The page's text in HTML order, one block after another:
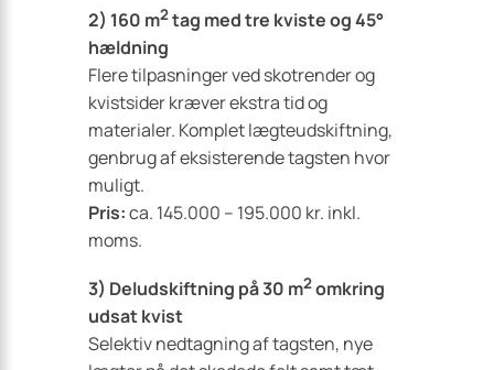
2) 160 m2tag med tre kviste og 45°
hældning
Flere tilpasninger ved skotrender og
kvistsider kræver ekstra tid og
materialer. Komplet lægteudskiftning,
genbrug af eksisterende tagsten hvor
muligt.
Pris:ca. 145.000 – 195.000 kr. inkl.
moms.
3) Deludskiftning på 30 m2omkring
udsat kvist
Selektiv nedtagning af tagsten, nye